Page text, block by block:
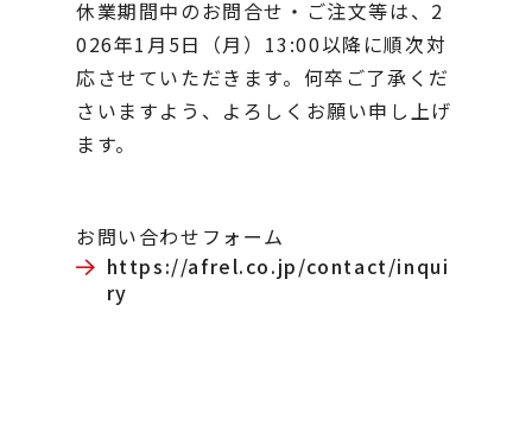
休業期間中のお問合せ・ご注文等は、2
026年1月5日（月）13:00以降に順次対
応させていただきます。 何卒ご了承くだ
さいますよう、よろしくお願い申し上げ
ます。
お問い合わせフォーム
https://afrel.co.jp/contact/inqui
ry